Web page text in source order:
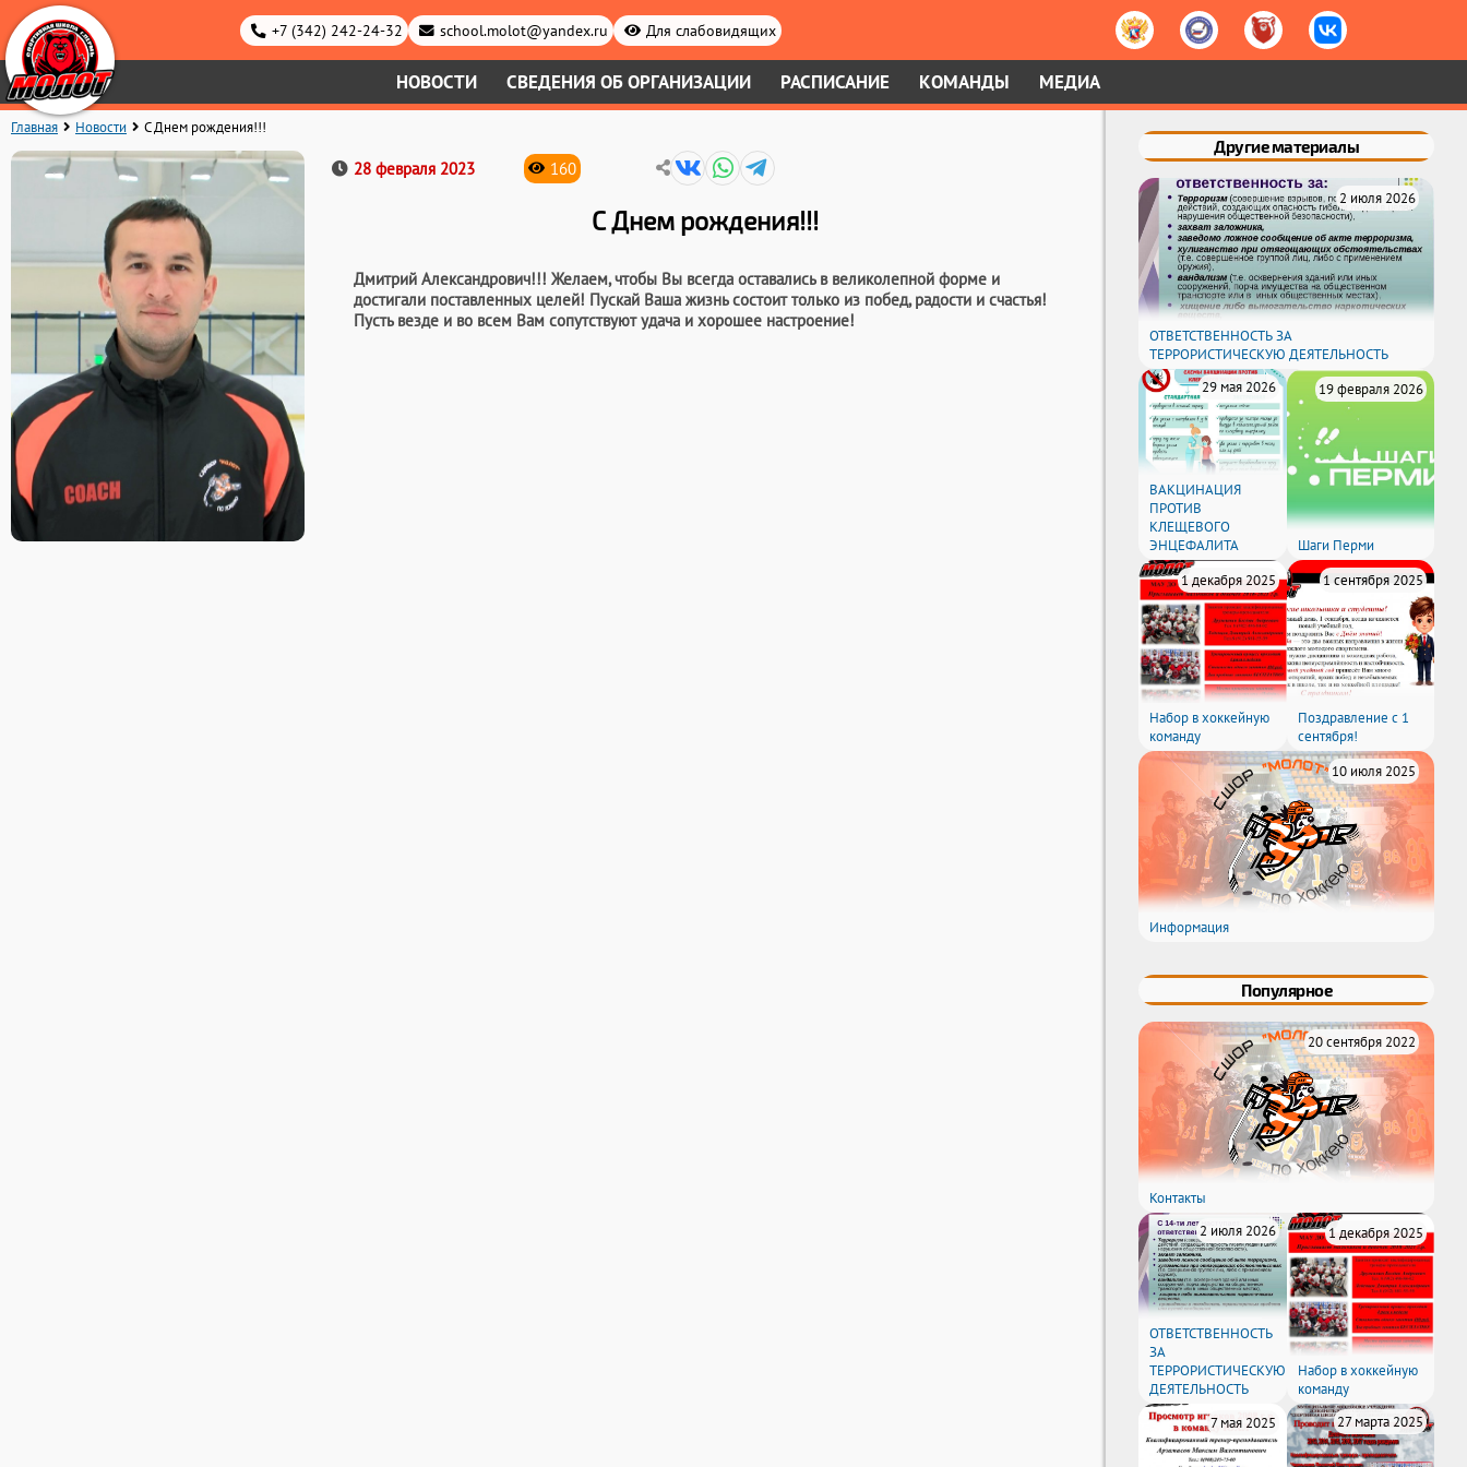
+7 (342) 242-24-32 school.molot@yandex.ru Для слабовидящих
НОВОСТИ СВЕДЕНИЯ ОБ ОРГАНИЗАЦИИ РАСПИСАНИЕ КОМАНДЫ МЕДИА
Главная Новости С Днем рождения!!!
28 февраля 2023 160
С Днем рождения!!!
Дмитрий Александрович!!! Желаем, чтобы Вы всегда оставались в великолепной форме и
достигали поставленных целей! Пускай Ваша жизнь состоит только из побед, радости и счастья!
Пусть везде и во всем Вам сопутствуют удача и хорошее настроение!
Другие материалы
2 июля 2026
ОТВЕТСТВЕННОСТЬ ЗА
ТЕРРОРИСТИЧЕСКУЮ ДЕЯТЕЛЬНОСТЬ
29 мая 2026
ВАКЦИНАЦИЯ
ПРОТИВ
КЛЕЩЕВОГО
ЭНЦЕФАЛИТА
19 февраля 2026
Шаги Перми
1 декабря 2025
Набор в хоккейную
команду
1 сентября 2025
Поздравление с 1
сентября!
10 июля 2025
Информация
Популярное
20 сентября 2022
Контакты
2 июля 2026
ОТВЕТСТВЕННОСТЬ
ЗА
ТЕРРОРИСТИЧЕСКУЮ
ДЕЯТЕЛЬНОСТЬ
1 декабря 2025
Набор в хоккейную
команду
7 мая 2025
27 марта 2025